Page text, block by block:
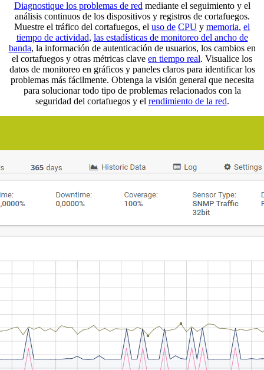
Diagnostique los problemas de red mediante el seguimiento y el
análisis continuos de los dispositivos y registros de cortafuegos.
Muestre el tráfico del cortafuegos, el uso de CPU y memoria, el
tiempo de actividad, las estadísticas de monitoreo del ancho de
banda, la información de autenticación de usuarios, los cambios en
el cortafuegos y otras métricas clave en tiempo real. Visualice los
datos de monitoreo en gráficos y paneles claros para identificar los
problemas más fácilmente. Obtenga la visión general que necesita
para solucionar todo tipo de problemas relacionados con la
seguridad del cortafuegos y el rendimiento de la red.